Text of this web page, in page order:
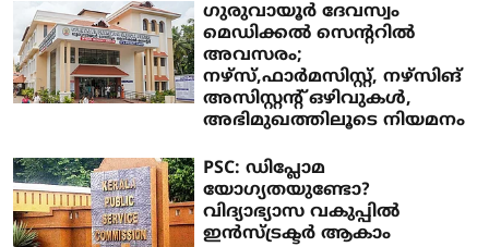
ഗുരുവായൂർ ദേവസ്വം
മെഡിക്കൽ സെന്ററിൽ
അവസരം;
നഴ്സ്,ഫാർമസിസ്റ്റ്, നഴ്സിങ്
അസിസ്റ്റന്റ് ഒഴിവുകൾ,
അഭിമുഖത്തിലൂടെ നിയമനം
PSC: ഡിപ്ലോമ
യോഗ്യതയുണ്ടോ?
വിദ്യാഭ്യാസ വകുപ്പിൽ
ഇൻസ്ട്രക്ടർ ആകാം